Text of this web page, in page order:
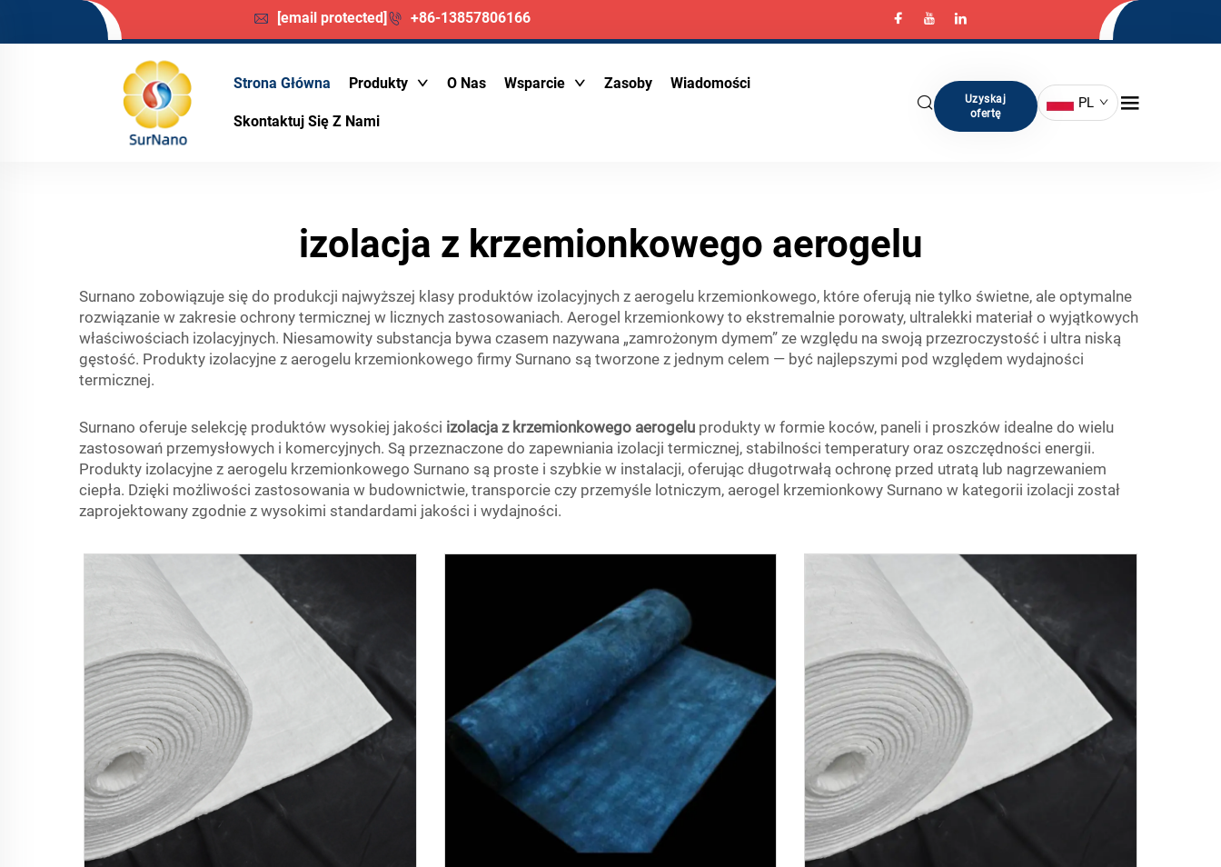
[email protected] +86-13857806166
Strona Główna Produkty O Nas Wsparcie Zasoby Wiadomości
Skontaktuj Się Z Nami
Uzyskaj
ofertę
PL
izolacja z krzemionkowego aerogelu
Surnano zobowiązuje się do produkcji najwyższej klasy produktów izolacyjnych z aerogelu krzemionkowego, które oferują nie tylko świetne, ale optymalne
rozwiązanie w zakresie ochrony termicznej w licznych zastosowaniach. Aerogel krzemionkowy to ekstremalnie porowaty, ultralekki materiał o wyjątkowych
właściwościach izolacyjnych. Niesamowity substancja bywa czasem nazywana „zamrożonym dymem” ze względu na swoją przezroczystość i ultra niską
gęstość. Produkty izolacyjne z aerogelu krzemionkowego firmy Surnano są tworzone z jednym celem — być najlepszymi pod względem wydajności
termicznej.
Surnano oferuje selekcję produktów wysokiej jakości izolacja z krzemionkowego aerogelu produkty w formie koców, paneli i proszków idealne do wielu
zastosowań przemysłowych i komercyjnych. Są przeznaczone do zapewniania izolacji termicznej, stabilności temperatury oraz oszczędności energii.
Produkty izolacyjne z aerogelu krzemionkowego Surnano są proste i szybkie w instalacji, oferując długotrwałą ochronę przed utratą lub nagrzewaniem
ciepła. Dzięki możliwości zastosowania w budownictwie, transporcie czy przemyśle lotniczym, aerogel krzemionkowy Surnano w kategorii izolacji został
zaprojektowany zgodnie z wysokimi standardami jakości i wydajności.